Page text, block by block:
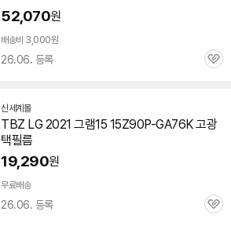
52,070원
배송비 3,000원
26.06. 등록
관
신세계몰
TBZ LG 2021 그램15 15Z90P-GA76K 고광
택필름
19,290원
무료배송
26.06. 등록
관